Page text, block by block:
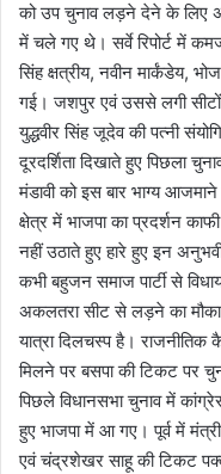
को उप चुनाव लड़ने देने के लिए
में चले गए थे। सर्वे रिपोर्ट में
सिंह क्षत्रीय, नवीन मार्कंडेय,
गई। जशपुर एवं उससे लगी
युद्धवीर सिंह जूदेव की पत्नी
दूरदर्शिता दिखाते हुए पिछला
मंडावी को इस बार भाग्य
क्षेत्र में भाजपा का प्रदर्शन
नहीं उठाते हुए हारे हुए इन
कभी बहुजन समाज पार्टी से
अकलतरा सीट से लड़ने का मौका
यात्रा दिलचस्प है।
मिलने पर बसपा की टिकट पर
पिछले विधानसभा चुनाव में
हुए भाजपा में आ गए। पूर्व में
एवं चंद्रशेखर साहू की टिकट